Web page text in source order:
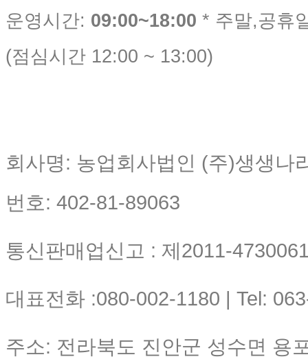
운영시간: 09:00~18:00 * 주말,공휴
(점심시간 12:00 ~ 13:00)
회사명: 농업회사법인 (주)생생나
번호: 402-81-89063
통신판매업신고 : 제2011-
대표전화 :080-002-1180 | Tel:
주소: 전라북도 진안군 성수면 용